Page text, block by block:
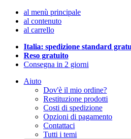
al menù principale
al contenuto
al carrello
Italia: spedizione standard
Reso gratuito
Consegna in 2 giorni
Aiuto
Dov'è il mio ordine?
Restituzione prodotti
Costi di spedizione
Opzioni di pagamento
Contattaci
Tutti i temi